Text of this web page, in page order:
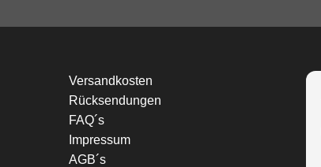
Versandkosten
Rücksendungen
FAQ´s
Impressum
AGB´s